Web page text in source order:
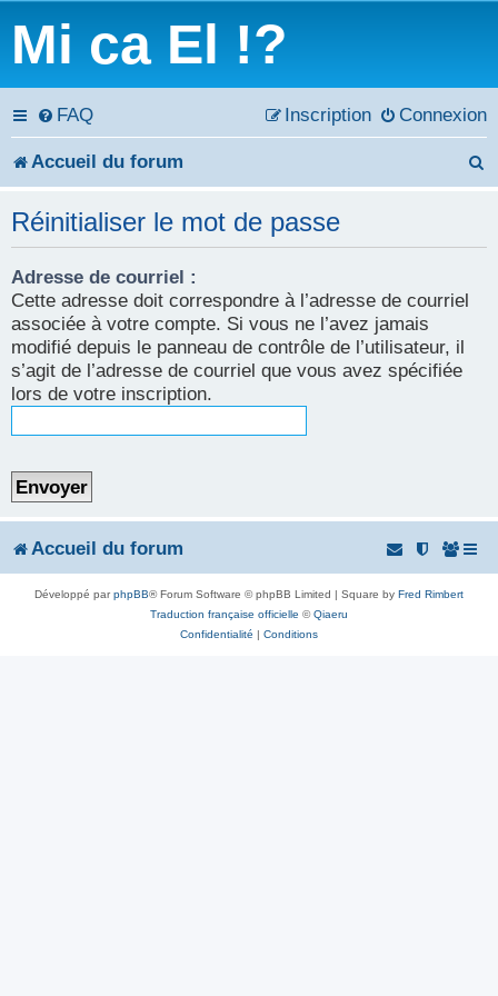
Mi ca El !?
FAQ Connexion
Inscription
Accueil du forum
r
Réinitialiser le mot de passe
Adresse de courriel :
Cette adresse doit correspondre à l’adresse de courriel
associée à votre compte. Si vous ne l’avez jamais
modifié depuis le panneau de contrôle de l’utilisateur, il
s’agit de l’adresse de courriel que vous avez spécifiée
lors de votre inscription.
Accueil du forum
Développé parphpBB® Forum Software © phpBB Limited | Square by Fred Rimbert
Traduction française officielle ©Qiaeru
Confidentialité | Conditions